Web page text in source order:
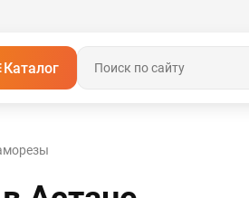
Каталог